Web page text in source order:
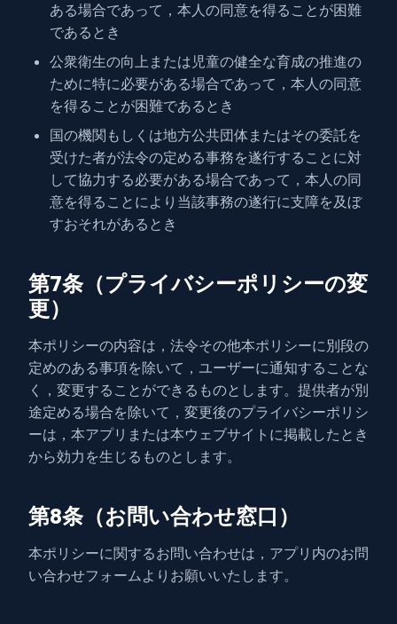
ある場合であって，本人の同意を得ることが困難
であるとき
公衆衛生の向上または児童の健全な育成の推進の
ために特に必要がある場合であって，本人の同意
を得ることが困難であるとき
国の機関もしくは地方公共団体またはその委託を
受けた者が法令の定める事務を遂行することに対
して協力する必要がある場合であって，本人の同
意を得ることにより当該事務の遂行に支障を及ぼ
すおそれがあるとき
第7条（プライバシーポリシーの変
更）
本ポリシーの内容は，法令その他本ポリシーに別段の
定めのある事項を除いて，ユーザーに通知することな
く，変更することができるものとします。提供者が別
途定める場合を除いて，変更後のプライバシーポリシ
ーは，本アプリまたは本ウェブサイトに掲載したとき
から効力を生じるものとします。
第8条（お問い合わせ窓口）
本ポリシーに関するお問い合わせは，アプリ内のお問
い合わせフォームよりお願いいたします。